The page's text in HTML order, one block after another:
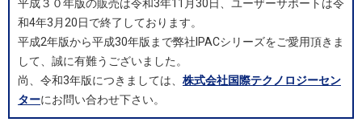
平成３０年版の販売は令和3年11月30日、ユーザーサポートは令
和4年3月20日で終了しております。
平成2年版から平成30年版まで弊社IPACシリーズをご愛用頂きま
して、誠に有難うございました。
尚、令和3年版につきましては、 株式会社国際テクノロジーセン
ターにお問い合わせ下さい。